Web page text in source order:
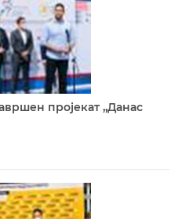
пројекат „Данас